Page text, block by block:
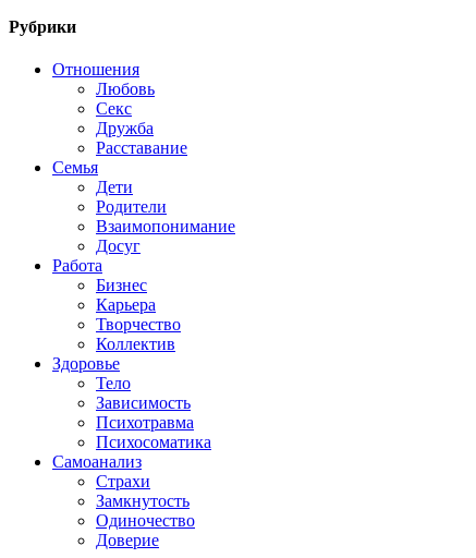
Рубрики
Отношения
Любовь
Секс
Дружба
Расставание
Семья
Дети
Родители
Взаимопонимание
Досуг
Работа
Бизнес
Карьера
Творчество
Коллектив
Здоровье
Тело
Зависимость
Психотравма
Психосоматика
Самоанализ
Страхи
Замкнутость
Одиночество
Доверие